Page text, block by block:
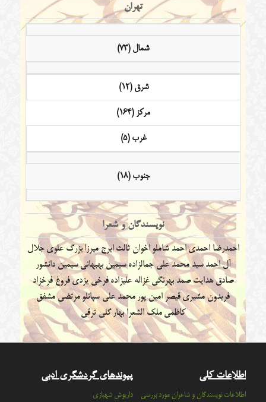
تهران
شمال (73)
شرق (12)
مرکز (164)
غرب (5)
جنوب (18)
نویسندگان و شعرا
احمدرضا احمدیاحمد شاملو اخوان ثالث ایرج میرزابزرگ علوی جلال
آل احمدسید محمد علی جمالزادهسیمین بهبهانیسیمین دانشور
صادق هدایتصمد بهرنگی غزاله علیزادهفرخی یزدیفروغ فرخزاد
فریدون مشیری قیصر امین پور محمد علی سپانلومرتضی مشفق
کاظمی ملک الشعرا بهار گلی ترقی
اطلاعات کلی
اطلاعات نویسندگان و شاعران مورد بررسی
پیوندهای گردشگری ادبی
داریوش شهبازی